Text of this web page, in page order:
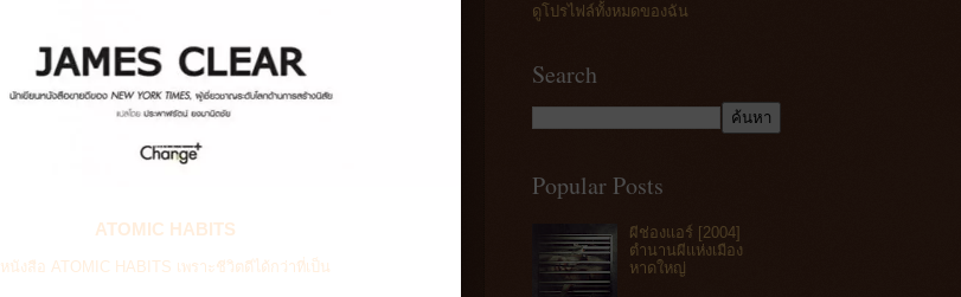
ดูโปรไฟล์ทั้งหมดของฉัน
Search
Popular Posts
ผีช่องแอร์ [2004]
ตำนานผีแห่งเมือง
หาดใหญ่
ATOMIC HABITS
หนังสือ ATOMIC HABITS เพราะชีวิตดีได้กว่าที่เป็น